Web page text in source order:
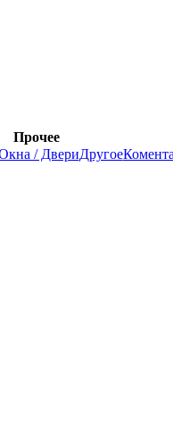
Прочее
/ ДвериДругое